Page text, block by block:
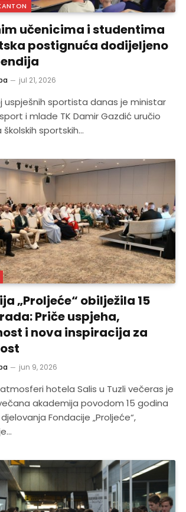
učenicima i studentima
postignuća dodijeljeno
jul 21, 2026
uspješnih sportista danas je ministar
i mlade TK Damir Gazdić uručio
školskih sportskih…
„Proljeće“ obilježila 15
Priče uspjeha,
i nova inspiracija za
jun 9, 2026
hotela Salis u Tuzli večeras je
akademija povodom 15 godina
Fondacije „Proljeće“,